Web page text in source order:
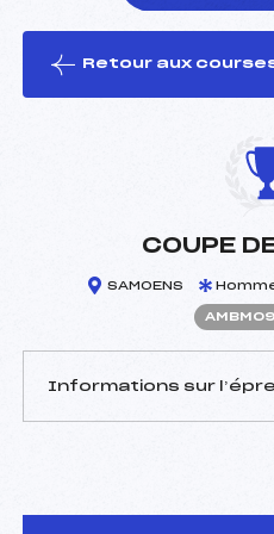
le ski
Retour aux
COUPE
SAMOENS
Informations sur
Arbitre :